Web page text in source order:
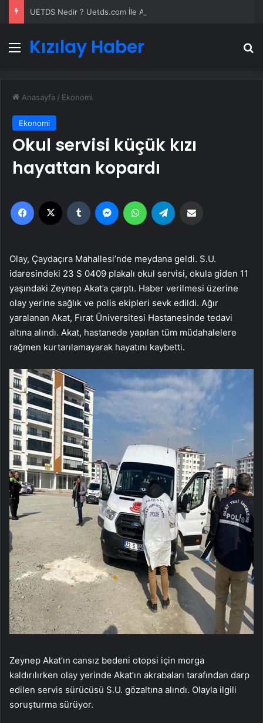
Menü
Kızılay Haber
Anasayfa / Ekonomi
Ekonomi
Okul servisi küçük kızı
hayattan kopardı
Facebook Tumblr MessengerWhatsApp
Olay, Çaydaçıra Mahallesi’nde meydana geldi. S.U.
idaresindeki 23 S 0409 plakalı okul servisi, okula giden 11
yaşındaki Zeynep Akat’a çarptı. Haber verilmesi üzerine
olay yerine sağlık ve polis ekipleri sevk edildi. Ağır
yaralanan Akat, Fırat Üniversitesi Hastanesinde tedavi
altına alındı. Akat, hastanede yapılan tüm müdahalelere
rağmen kurtarılamayarak hayatını kaybetti.
Zeynep Akat’ın cansız bedeni otopsi için morga
kaldırılırken olay yerinde Akat’ın akrabaları tarafından darp
edilen servis sürücüsü S.U. gözaltına alındı. Olayla ilgili
soruşturma sürüyor.